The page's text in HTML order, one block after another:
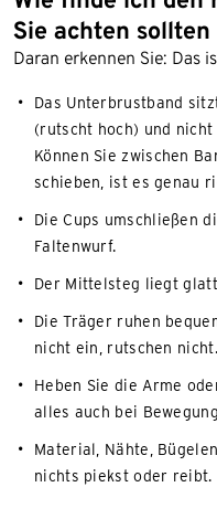
Sie achten sollten
Daran erkennen Sie: Das
Das Unterbrustband
(rutscht hoch) und
Können Sie zwischen
schieben, ist es genau
Die Cups umschließen
Faltenwurf.
Der Mittelsteg liegt
Die Träger ruhen
nicht ein, rutschen nicht.
Heben Sie die Arme
alles auch bei
Material, Nähte,
nichts piekst oder reibt.